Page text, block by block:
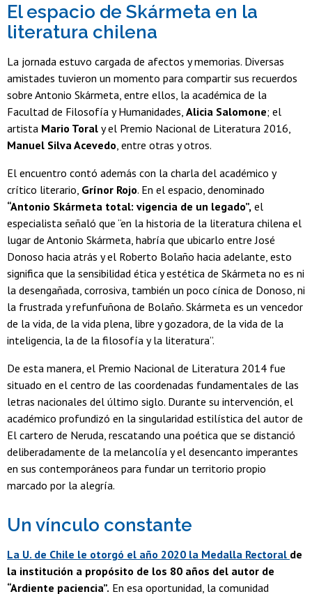
El espacio de Skármeta en la
literatura chilena
La jornada estuvo cargada de afectos y memorias. Diversas
amistades tuvieron un momento para compartir sus recuerdos
sobre Antonio Skármeta, entre ellos, la académica de la
Facultad de Filosofía y Humanidades, Alicia Salomone; el
artista Mario Toral y el Premio Nacional de Literatura 2016,
Manuel Silva Acevedo , entre otras y otros.
El encuentro contó además con la charla del académico y
crítico literario, Grínor Rojo. En el espacio, denominado
“Antonio Skármeta total: vigencia de un legado”, el
especialista señaló que “en la historia de la literatura chilena el
lugar de Antonio Skármeta, habría que ubicarlo entre José
Donoso hacia atrás y el Roberto Bolaño hacia adelante, esto
significa que la sensibilidad ética y estética de Skármeta no es ni
la desengañada, corrosiva, también un poco cínica de Donoso, ni
la frustrada y refunfuñona de Bolaño. Skármeta es un vencedor
de la vida, de la vida plena, libre y gozadora, de la vida de la
inteligencia, la de la filosofía y la literatura”.
De esta manera, el Premio Nacional de Literatura 2014 fue
situado en el centro de las coordenadas fundamentales de las
letras nacionales del último siglo. Durante su intervención, el
académico profundizó en la singularidad estilística del autor de
El cartero de Neruda, rescatando una poética que se distanció
deliberadamente de la melancolía y el desencanto imperantes
en sus contemporáneos para fundar un territorio propio
marcado por la alegría.
Un vínculo constante
La U. de Chile le otorgó el año 2020 la Medalla Rectoral de
la institución a propósito de los 80 años del autor de
“Ardiente paciencia”. En esa oportunidad, la comunidad